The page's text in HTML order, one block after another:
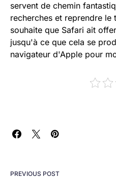
servent de chemin
recherches et reprendre
souhaite que Safari ait
jusqu'à ce que cela se
navigateur d'Apple pour
PREVIOUS POST